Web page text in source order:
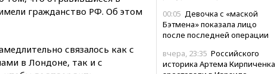
00:05 Девочка с «маской
Бэтмена» показала лицо
после последней операции
вчера, 23:35 Российского
историка Артема Кирпиченка
гражданство РФ. Об этом
связалось как с
в Лондоне, так и с